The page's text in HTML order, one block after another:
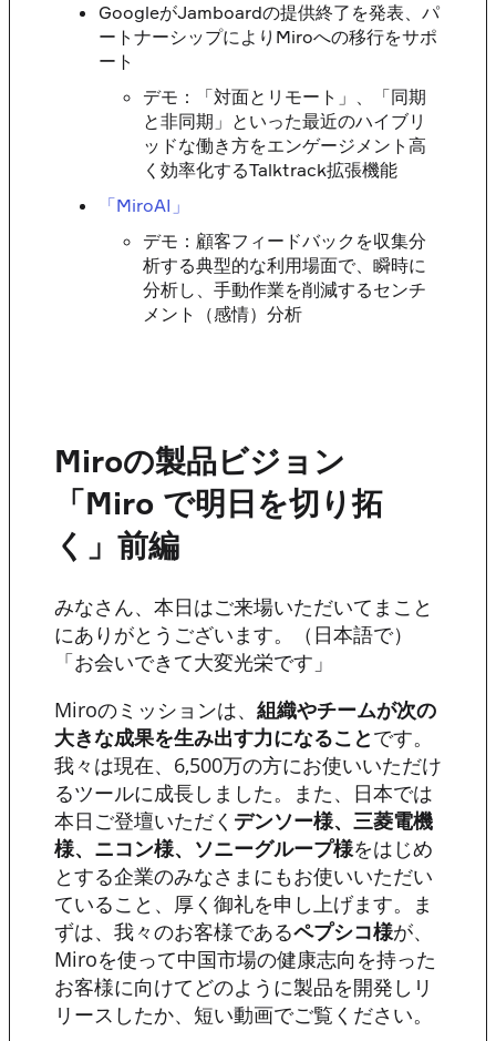
GoogleがJamboardの提供終了を発表、パ
ートナーシップによりMiroへの移行をサポ
ート
デモ：「対面とリモート」、「同期
と非同期」といった最近のハイブリ
ッドな働き方をエンゲージメント高
く効率化するTalktrack拡張機能
「MiroAI」
デモ：顧客フィードバックを収集分
析する典型的な利用場面で、瞬時に
分析し、手動作業を削減するセンチ
メント（感情）分析
Miroの製品ビジョン
「Miro で明日を切り拓
く」前編
みなさん、本日はご来場いただいてまこと
にありがとうございます。（日本語で）
「お会いできて大変光栄です」
Miroのミッションは、 組織やチームが次の
大きな成果を生み出す力になることです。
我々は現在、6,500万の方にお使いいただけ
るツールに成長しました。また、日本では
本日ご登壇いただく デンソー様、三菱電機
様、ニコン様、ソニーグループ様をはじめ
とする企業のみなさまにもお使いいただい
ていること、厚く御礼を申し上げます。ま
ずは、我々のお客様であるペプシコ様が、
Miroを使って中国市場の健康志向を持った
お客様に向けてどのように製品を開発しリ
リースしたか、短い動画でご覧ください。